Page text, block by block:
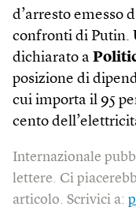
d’arresto emesso
confronti di Putin.
dichiarato a
posizione di
cui importa il 95
cento
Internazionale
lettere. Ci
articolo. Scrivici a: